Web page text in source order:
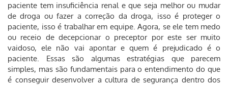
paciente tem insuficiência renal e que seja melhor ou mudar
de droga ou fazer a correção da droga, isso é proteger o
paciente, isso é trabalhar em equipe. Agora, se ele tem medo
ou receio de decepcionar o preceptor por este ser muito
vaidoso, ele não vai apontar e quem é prejudicado é o
paciente. Essas são algumas estratégias que parecem
simples, mas são fundamentais para o entendimento do que
é conseguir desenvolver a cultura de segurança dentro dos